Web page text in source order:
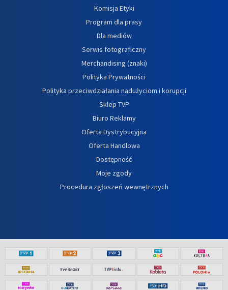
Komisja Etyki
Program dla prasy
Dla mediów
Serwis fotograficzny
Merchandising (znaki)
Polityka Prywatności
Polityka przeciwdziałania nadużyciom i korupcji
Sklep TVP
Biuro Reklamy
Oferta Dystrybucyjna
Oferta Handlowa
Dostępność
Moje zgody
Procedura zgłoszeń wewnętrznych